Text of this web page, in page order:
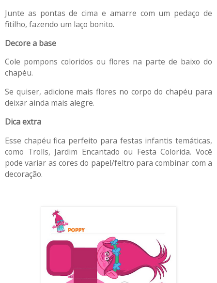
Junte as pontas de cima e amarre com um pedaço de
fitilho, fazendo um laço bonito.
Decore a base
Cole pompons coloridos ou flores na parte de baixo do
chapéu.
Se quiser, adicione mais flores no corpo do chapéu para
deixar ainda mais alegre.
Dica extra
Esse chapéu fica perfeito para festas infantis temáticas,
como Trolls, Jardim Encantado ou Festa Colorida. Você
pode variar as cores do papel/feltro para combinar com a
decoração.